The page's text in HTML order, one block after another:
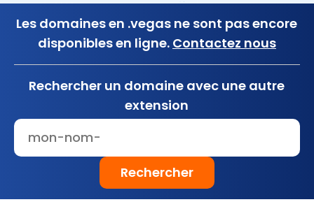
Les domaines en .vegas ne sont pas encore
disponibles en ligne. Contactez nous
Rechercher un domaine avec une autre
extension
Rechercher